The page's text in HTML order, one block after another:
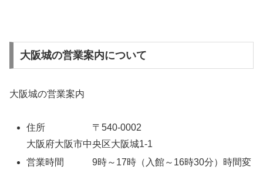
大阪城の営業案内について
大阪城の営業案内
住所 〒540-0002
大阪府大阪市中央区大阪城1-1
営業時間 9時～17時（入館～16時30分）時間変